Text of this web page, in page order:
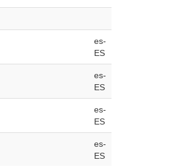
es-
ES
es-
ES
es-
ES
es-
ES